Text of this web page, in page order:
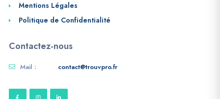
Mentions Légales
Politique de Confidentialité
Contactez-nous
Mail : contact@trouvpro.fr